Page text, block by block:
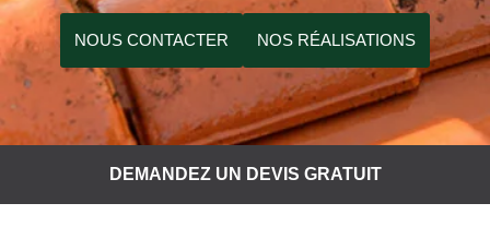
NOUS CONTACTER NOS RÉALISATIONS
DEMANDEZ UN DEVIS GRATUIT